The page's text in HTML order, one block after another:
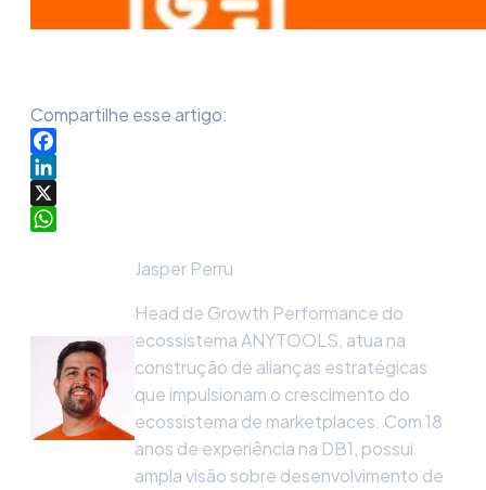
Compartilhe esse artigo:
Facebook
LinkedIn
X
Jasper Perru
Head de Growth Performance do
ecossistema ANYTOOLS, atua na
construção de alianças estratégicas
que impulsionam o crescimento do
ecossistema de marketplaces. Com 18
anos de experiência na DB1, possui
ampla visão sobre desenvolvimento de